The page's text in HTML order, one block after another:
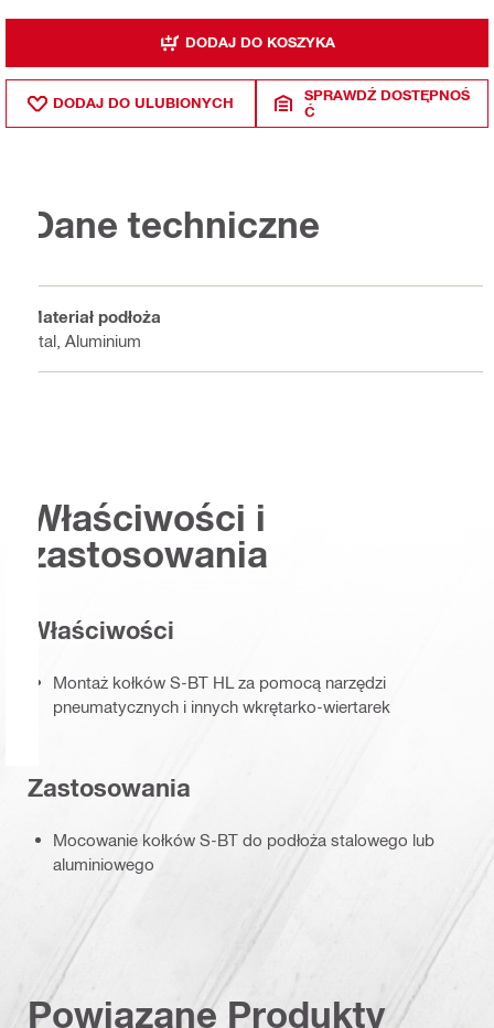
DODAJ DO KOSZYKA
DODAJ DO ULUBIONYCH
SPRAWDŹ DOSTĘPNOŚ
Ć
Dane techniczne
Materiał podłoża
Stal, Aluminium
Właściwości i
zastosowania
Właściwości
Montaż kołków S-BT HL za pomocą narzędzi
pneumatycznych i innych wkrętarko-wiertarek
Zastosowania
Mocowanie kołków S-BT do podłoża stalowego lub
aluminiowego
Powiązane Produkty